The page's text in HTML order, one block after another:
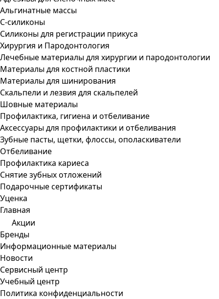
Альгинатные массы
С-силиконы
Силиконы для регистрации прикуса
Хирургия и Пародонтология
Лечебные материалы для хирургии и пародонтологии
Материалы для костной пластики
Материалы для шинирования
Скальпели и лезвия для скальпелей
Шовные материалы
Профилактика, гигиена и отбеливание
Аксессуары для профилактики и отбеливания
Зубные пасты, щетки, флоссы, ополаскиватели
Отбеливание
Профилактика кариеса
Снятие зубных отложений
Подарочные сертификаты
Уценка
Главная
Акции
Бренды
Информационные материалы
Новости
Сервисный центр
Учебный центр
Политика конфиденциальности